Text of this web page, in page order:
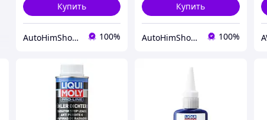
Купить
AutoHimShop интернет-магазин автохимии 100%
Купить
AutoHimShop интернет-магазин автохимии 100%